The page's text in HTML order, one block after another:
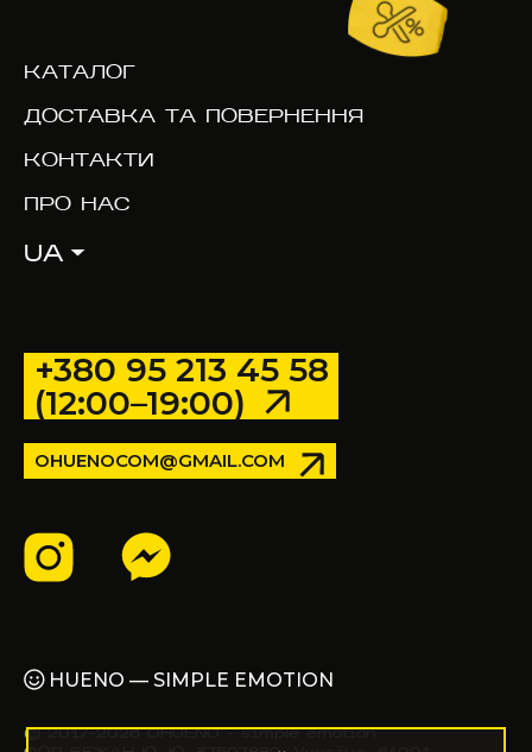
КАТАЛОГ
ДОСТАВКА ТА ПОВЕРНЕННЯ
КОНТАКТИ
ПРО НАС
UA
+380 95 213 45 58
(12:00–19:00)
OHUENOCOM@GMAIL.COM
HUENO — SIMPLE EMOTION
© 2017–2026 OHUENO - simple emotion